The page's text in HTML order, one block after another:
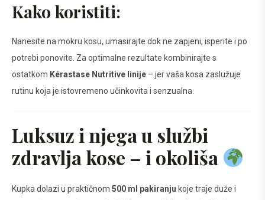
Kako koristiti:
Nanesite na mokru kosu, umasirajte dok ne zapjeni, isperite i po
potrebi ponovite. Za optimalne rezultate kombinirajte s
ostatkom Kérastase Nutritive linije – jer vaša kosa zaslužuje
rutinu koja je istovremeno učinkovita i senzualna.
Luksuz i njega u službi
zdravlja kose – i okoliša
Kupka dolazi u praktičnom 500 ml pakiranju koje traje duže i